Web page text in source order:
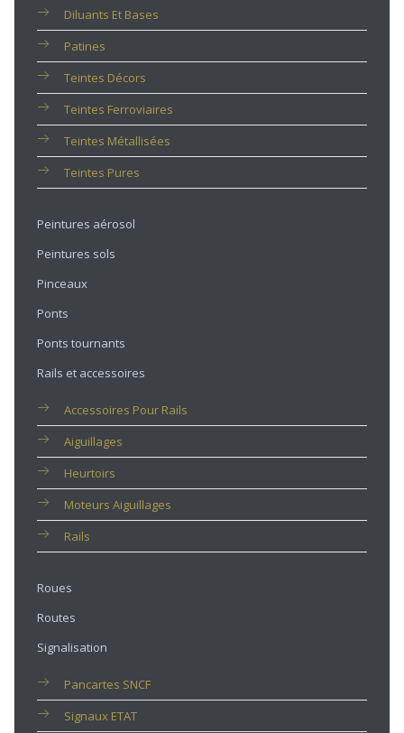
Diluants Et Bases
Patines
Teintes Décors
Teintes Ferroviaires
Teintes Métallisées
Teintes Pures
Peintures aérosol
Peintures sols
Pinceaux
Ponts
Ponts tournants
Rails et accessoires
Accessoires Pour Rails
Aiguillages
Heurtoirs
Moteurs Aiguillages
Rails
Roues
Routes
Signalisation
Pancartes SNCF
Signaux ETAT